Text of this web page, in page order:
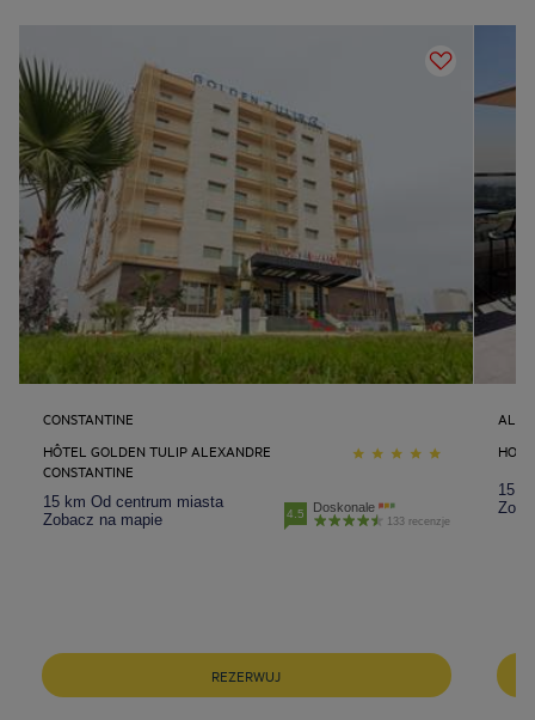
CONSTANTINE
HÔTEL GOLDEN TULIP ALEXANDRE
CONSTANTINE
15 km Od centrum miasta
Zobacz na mapie
4.5 Doskonale
133 recenzje
REZERWUJ
15
Hotele w Berlin
Hotele w Gdansk